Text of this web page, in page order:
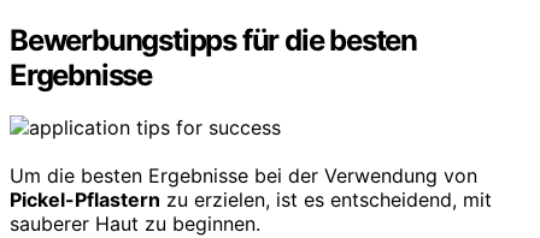
Bewerbungstipps für die besten
Ergebnisse
Um die besten Ergebnisse bei der Verwendung von
Pickel-Pflastern zu erzielen, ist es entscheidend, mit
sauberer Haut zu beginnen.